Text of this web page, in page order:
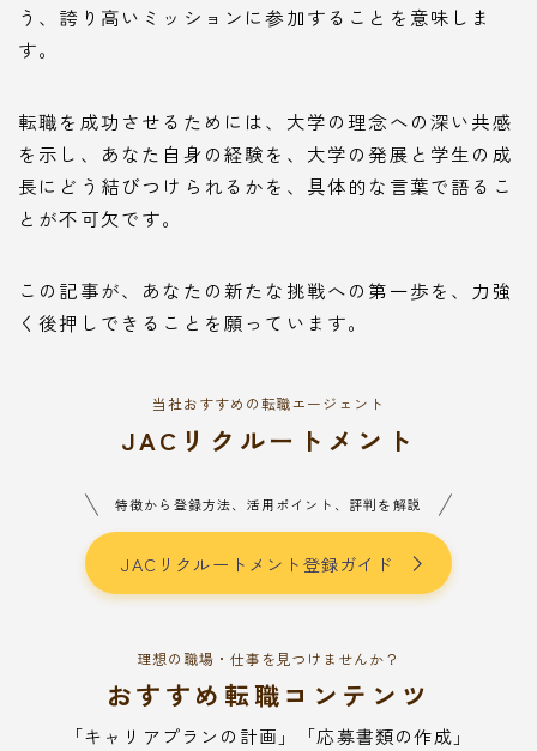
う、誇り高いミッションに参加することを意味しま
す。
転職を成功させるためには、大学の理念への深い共感
を示し、あなた自身の経験を、大学の発展と学生の成
長にどう結びつけられるかを、具体的な言葉で語るこ
とが不可欠です。
この記事が、あなたの新たな挑戦への第一歩を、力強
く後押しできることを願っています。
当社おすすめの転職エージェント
JACリクルートメント
特徴から登録方法、活用ポイント、評判を解説
JACリクルートメント登録ガイド
理想の職場・仕事を見つけませんか？
おすすめ転職コンテンツ
「キャリアプランの計画」「応募書類の作成」